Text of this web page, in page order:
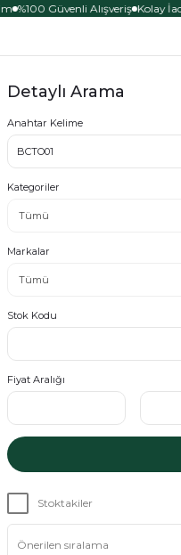
%100 Güvenli Alışveriş Kolay
Detaylı Arama
Anahtar Kelime
Kategoriler
Markalar
Stok Kodu
Fiyat Aralığı
Stoktakiler